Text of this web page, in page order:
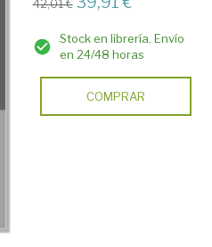
42,01 €
Stock en librería. Envío
en 24/48 horas
COMPRAR